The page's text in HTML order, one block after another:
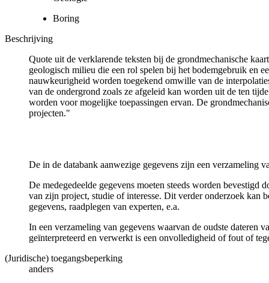
Boring
Beschrijving
Quote uit de verklarende teksten bij de grondmechanische
geologisch milieu die een rol spelen bij het bodemgebruik en
nauwkeurigheid worden toegekend omwille van de
van de ondergrond zoals ze afgeleid kan worden uit de ten
worden voor mogelijke toepassingen ervan. De
projecten."
De in de databank aanwezige gegevens zijn een verzameling
De medegedeelde gegevens moeten steeds worden
van zijn project, studie of interesse. Dit verder onderzoek kan
gegevens, raadplegen van experten, e.a.
In een verzameling van gegevens waarvan de oudste dateren
geïnterpreteerd en verwerkt is een onvolledigheid of fout of
(Juridische) toegangsbeperking
anders